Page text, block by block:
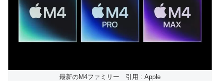
最新のM4ファミリー 引用 : Apple